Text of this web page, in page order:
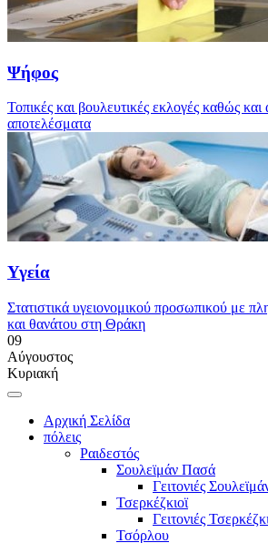
Ψήφος
Τοπικές και βουλευτικές εκλογές καθώς
αποτελέσματα
Υγεία
Στατιστικά υγειονομικού προσωπικού με
και θανάτου στη Θράκη
09
Αύγουστος
Κυριακή
Αρχική Σελίδα
πόλεις
Ραιδεστός
Σουλεϊμάν Πασά
Γειτονιές
Τσερκέζκιοϊ
Γειτονιές
Τσόρλου